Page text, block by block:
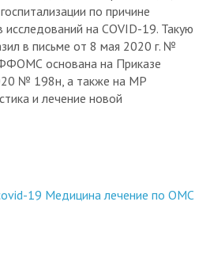
по причине
исследований на COVID-19. Такую
в письме от 8 мая 2020 г. №
основана на Приказе
№ 198н, а также на МР
и лечение новой
19 Медицина лечение по ОМС